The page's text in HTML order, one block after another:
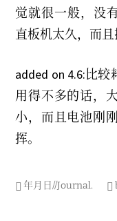
觉就很一般，没
直板机太久，而且
added on 4.6:比
用得不多的话，
小，而且电池刚
挥。
年月日//Journal.